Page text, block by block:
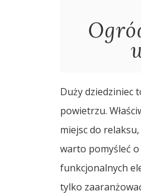
Duży dziedziniec
powietrzu.
miejsc do
warto pomyśleć
funkcjonalnych
tylko